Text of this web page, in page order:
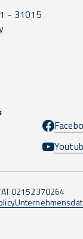
- 31015
02152370264